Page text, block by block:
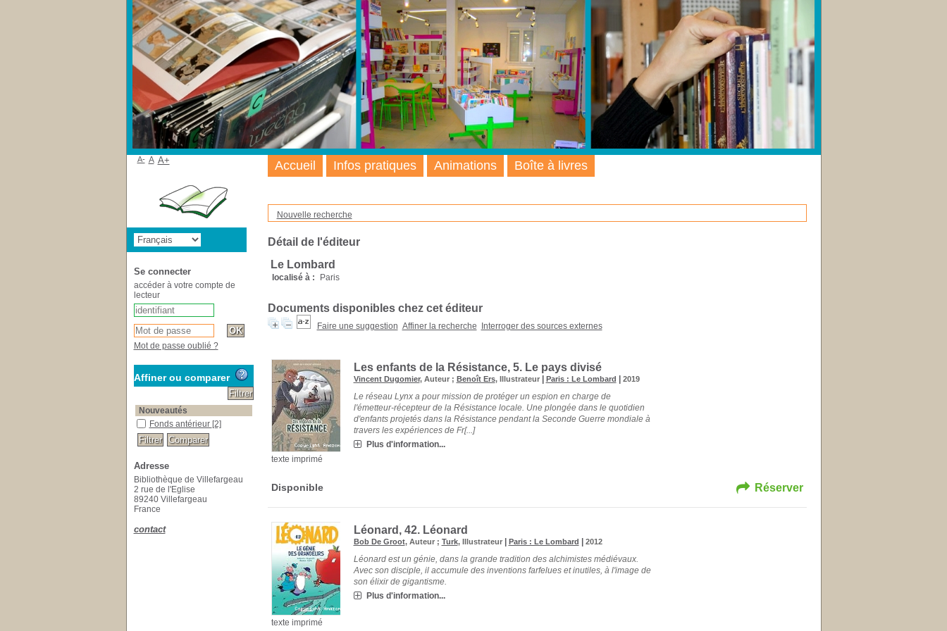
Nouvelle recherche
Détail de l'éditeur
Le Lombard
localisé à : Paris
Documents disponibles chez cet éditeur
Faire une suggestion Affiner la recherche Interroger des sources externes
texte imprimé
Les enfants de la Résistance, 5. Le pays divisé
Vincent Dugomier, Auteur ; Benoît Ers, Illustrateur Paris : Le Lombard 2019
Le réseau Lynx a pour mission de protéger un espion en charge de
l'émetteur-récepteur de la Résistance locale. Une plongée dans le quotidien
d'enfants projetés dans la Résistance pendant la Seconde Guerre mondiale à
travers les expériences de Fr[...]
Plus d'information...
Réserver
Disponible
texte imprimé
Léonard, 42. Léonard
Bob De Groot, Auteur ; Turk, Illustrateur | Paris : Le Lombard | 2012
Léonard est un génie, dans la grande tradition des alchimistes médiévaux.
Avec son disciple, il accumule des inventions farfelues et inutiles, à l'image de
son élixir de gigantisme.
Plus d'information...
Accueil Infos pratiques Animations Boîte à livres
A- A A+
Se connecter
accéder à votre compte de
lecteur
Mot de passe oublié ?
Affiner ou comparer
Nouveautés
Fonds antérieur [2]
Adresse
Bibliothèque de Villefargeau
2 rue de l'Eglise
89240 Villefargeau
France
contact